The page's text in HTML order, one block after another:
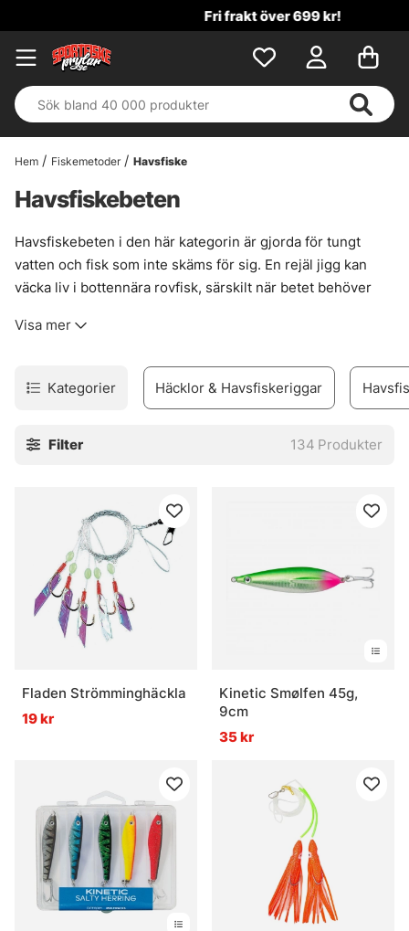
Fri frakt över 699 kr!
Hem Fiskemetoder Havsfiske
Havsfiskebeten
Havsfiskebeten i den här kategorin är gjorda för tungt
vatten och fisk som inte skäms för sig. En rejäl jigg kan
väcka liv i bottennära rovfisk, särskilt när betet behöver
logik. Mycket rörelse, tydlig profil, och nog med tyngd för
Här passar stora beten när fisket ska ner fort och ligga
rätt, oavsett om målet är vertikalfiske eller ett mer
vikt blir presentationen rak och bestämd, nästan lite rå i
fisken står lågt och trycker.
Vanliga frågor om havsfiskebeten
Vad är havsfiskebeten?
Vad är en stor havsfiskejigg bra för?
Visa mer
Kategorier Häcklor & Havsfiskeriggar
Filter 134 Produkter
Fladen Strömminghäckla
19 kr
Kinetic Smølfen 45g,
9cm
35 kr